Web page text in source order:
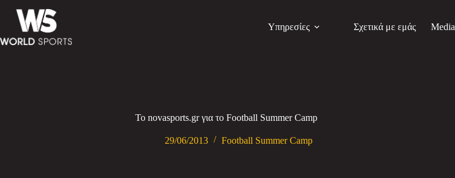
Υπηρεσίες Σχετικά με εμάς Media
Το novasports.gr για το Football Summer Camp
29/06/2013 Football Summer Camp